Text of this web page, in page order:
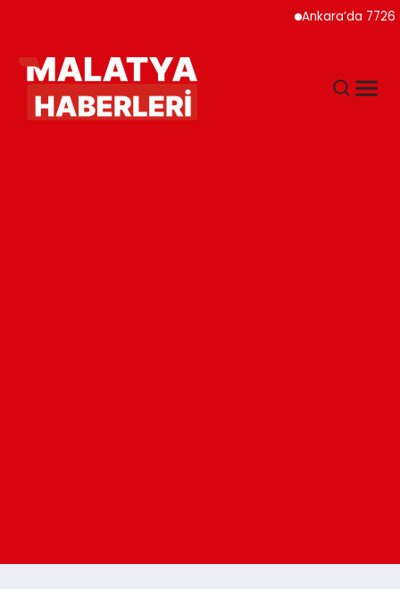
Ankara’da 7726 Genç